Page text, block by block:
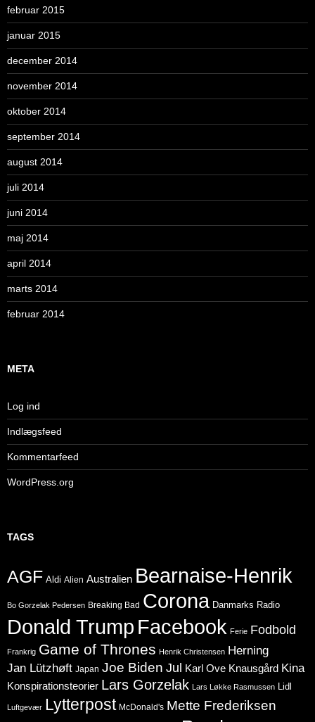
februar 2015
januar 2015
december 2014
november 2014
oktober 2014
september 2014
august 2014
juli 2014
juni 2014
maj 2014
april 2014
marts 2014
februar 2014
META
Log ind
Indlægsfeed
Kommentarfeed
WordPress.org
TAGS
AGF Aldi Alien Australien Bearnaise-Henrik
Bo Gorzelak Pedersen Breaking Bad Corona Danmarks Radio
Donald Trump Facebook Ferie Fodbold
Frankrig Game of Thrones Henrik Christensen Herning
Jan Lützhøft Japan Joe Biden Jul Karl Ove Knausgård Kina
Konspirationsteorier Lars Gorzelak Lars Løkke Rasmussen Lidl
Luftgevær Lytterpost McDonald's Mette Frederiksen